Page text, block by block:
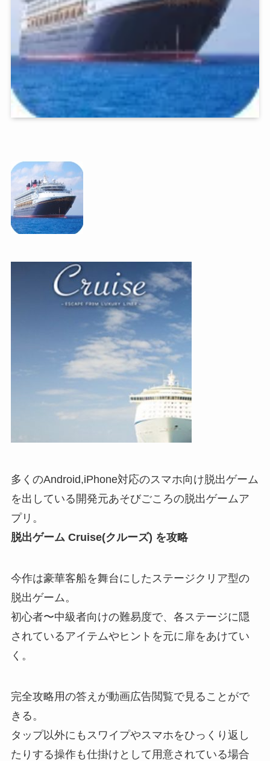
多くのAndroid,iPhone対応のスマホ向け脱出ゲーム
を出している開発元あそびごころの脱出ゲームア
プリ。
脱出ゲーム Cruise(クルーズ) を攻略
今作は豪華客船を舞台にしたステージクリア型の
脱出ゲーム。
初心者〜中級者向けの難易度で、各ステージに隠
されているアイテムやヒントを元に扉をあけてい
く。
完全攻略用の答えが動画広告閲覧で見ることがで
きる。
タップ以外にもスワイプやスマホをひっくり返し
たりする操作も仕掛けとして用意されている場合